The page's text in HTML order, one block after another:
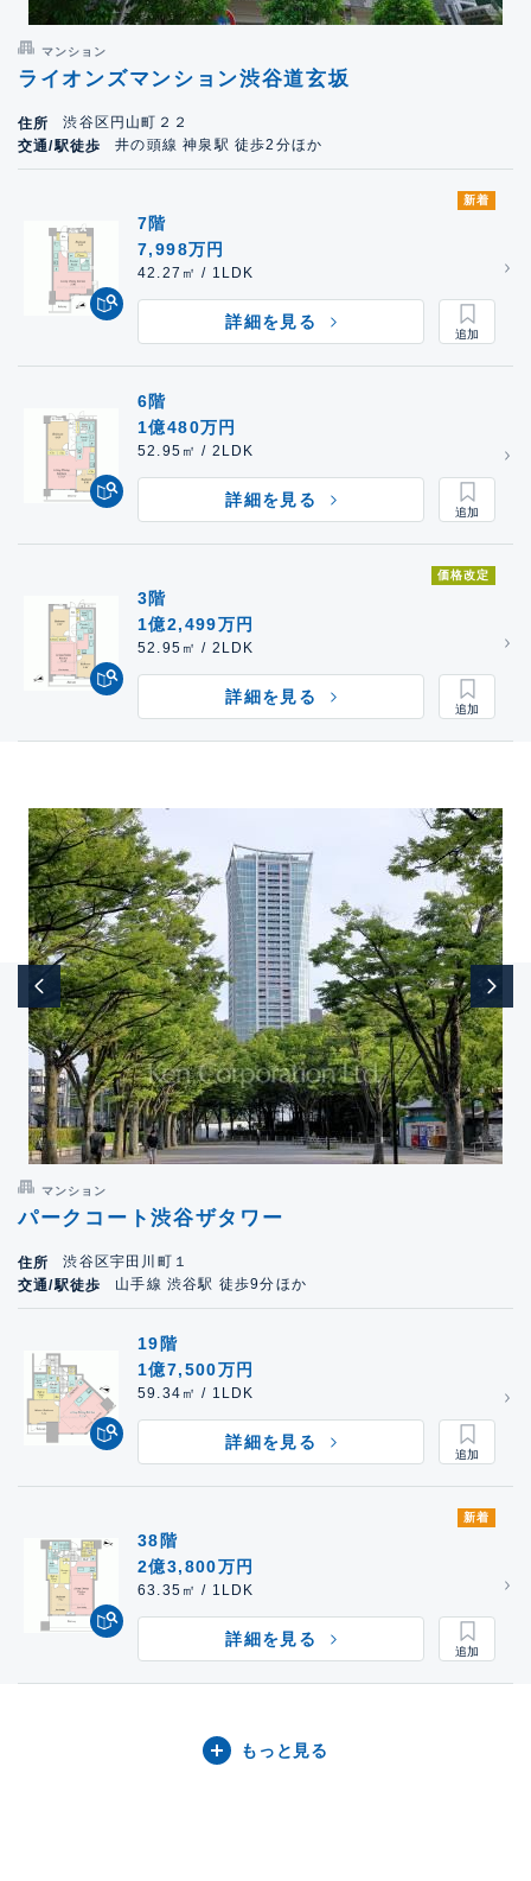
マンション
ライオンズマンション渋谷道玄坂
住所
渋谷区円山町２２
交通/駅徒歩
井の頭線 神泉駅 徒歩2分ほか
新着
7階
7,998万円
42.27㎡ / 1LDK
詳細を見る
6階
1億480万円
52.95㎡ / 2LDK
詳細を見る
価格改定
3階
1億2,499万円
52.95㎡ / 2LDK
詳細を見る
マンション
パークコート渋谷ザタワー
住所
渋谷区宇田川町１
交通/駅徒歩
山手線 渋谷駅 徒歩9分ほか
19階
1億7,500万円
59.34㎡ / 1LDK
詳細を見る
新着
38階
2億3,800万円
63.35㎡ / 1LDK
詳細を見る
もっと見る